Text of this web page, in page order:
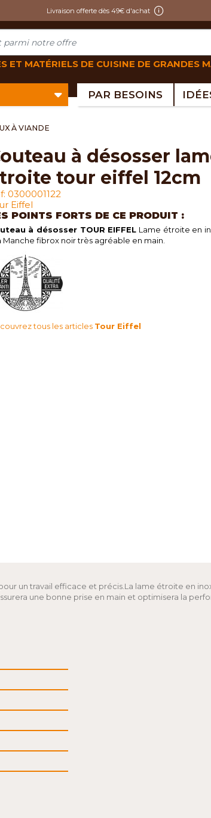
Livraison offerte dès 49€ d'achat
ET MATÉRIELS DE CUISINE DE GRANDES
PAR BESOINS
À VIANDE
tour eiffel 12cm
0300001122
Eiffel
POINTS FORTS DE CE PRODUIT :
à désosser TOUR EIFFEL Lame étroite en
Manche fibrox noir très agréable en main.
tous les articles Tour Eiffel
un travail efficace et précis.La lame étroite en
une bonne prise en main et optimisera la